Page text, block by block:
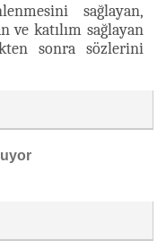
sağlayan,
ve katılım sağlayan
sonra sözlerini